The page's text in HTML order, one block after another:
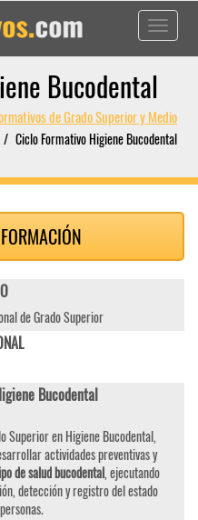
Toggle
Bucodental
de Grado Superior y Medio
Ciclo Formativo Higiene Bucodental
de Grado Superior
Bucodental
Superior en Higiene Bucodental,
actividades preventivas y
de salud bucodental, ejecutando
detección y registro del estado